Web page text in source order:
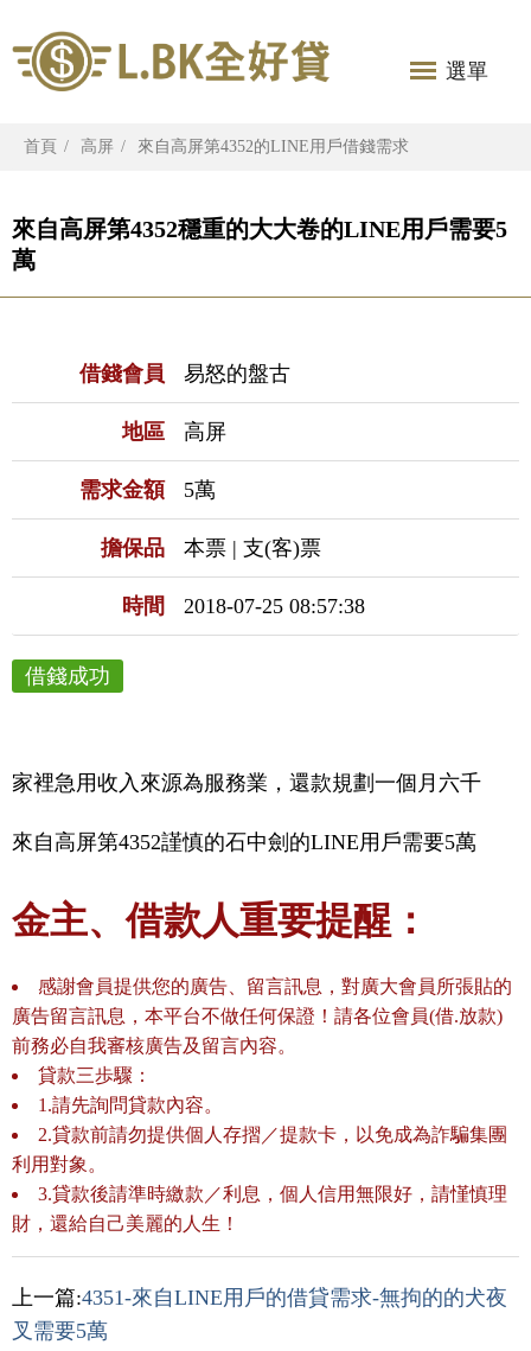
選單
首頁 高屏 來自高屏第4352的LINE用戶借錢需求
來自高屏第4352穩重的大大卷的LINE用戶需要5
萬
借錢會員 易怒的盤古
地區 高屏
需求金額 5萬
擔保品 本票 | 支(客)票
時間 2018-07-25 08:57:38
借錢成功
家裡急用收入來源為服務業，還款規劃一個月六千
來自高屏第4352謹慎的石中劍的LINE用戶需要5萬
金主、借款人重要提醒：
感謝會員提供您的廣告、留言訊息，對廣大會員所張貼的
廣告留言訊息，本平台不做任何保證！請各位會員(借.放款)
前務必自我審核廣告及留言內容。
貸款三歩驟：
1.請先詢問貸款內容。
2.貸款前請勿提供個人存摺／提款卡，以免成為詐騙集團
利用對象。
3.貸款後請準時繳款／利息，個人信用無限好，請慬慎理
財，還給自己美麗的人生！
上一篇:4351-來自LINE用戶的借貸需求-無拘的的犬夜
叉需要5萬